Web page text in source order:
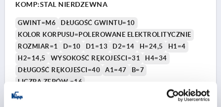
KOMP:STAL NIERDZEWNA
GWINT=M6
DŁUGOŚĆ GWINTU=10
KOLOR KORPUSU=POLEROWANE ELEKTROLITYCZNIE
ROZMIAR=1
D=10 D1=13 D2=14 H=24,5
H1=4
H2=14,5
WYSOKOŚĆ RĘKOJEŚCI=31
H4=34
DŁUGOŚĆ RĘKOJEŚCI=40
A1=47
B=7
LICZBA ZĘBÓW =16
Nr zamówienia: